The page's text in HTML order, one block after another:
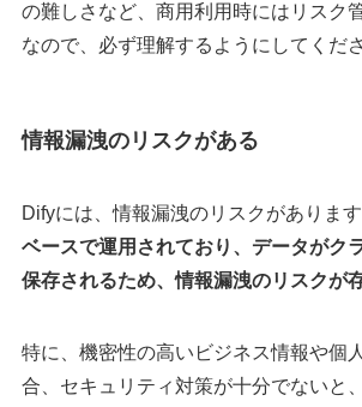
の難しさなど、商用利用時にはリスク
なので、必ず理解するようにしてくださ
情報漏洩のリスクがある
Difyには、情報漏洩のリスクがあります
ベースで運用されており、データがク
保存されるため、情報漏洩のリスクが
特に、機密性の高いビジネス情報や個
合、セキュリティ対策が十分でないと